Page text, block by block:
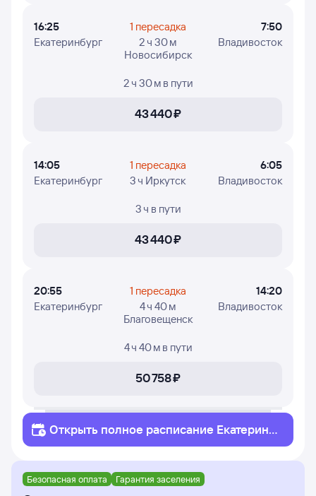
16:25
Екатеринбург
1 пересадка
2 ч 30 м
Новосибирск
7:50
Владивосток
2 ч 30 м в пути
43 ⁠440 ⁠₽
14:05
Екатеринбург
1 пересадка
3 ч Иркутск
6:05
Владивосток
3 ч в пути
43 ⁠440 ⁠₽
20:55
Екатеринбург
1 пересадка
4 ч 40 м
Благовещенск
14:20
Владивосток
4 ч 40 м в пути
50 ⁠758 ⁠₽
Открыть полное расписание Екатеринб
ург
Владивосток
Безопасная оплата Гарантия заселения